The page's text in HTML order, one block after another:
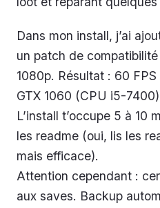
Dans mon install, j’ai
un patch de
1080p. Résultat : 60
GTX 1060 (CPU i5-
L’install t’occupe 5 à 10
les readme (oui, lis les
mais efficace).
Attention cependant :
aux saves. Backup